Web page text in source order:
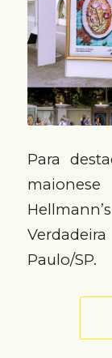
Para
Paulo/SP.